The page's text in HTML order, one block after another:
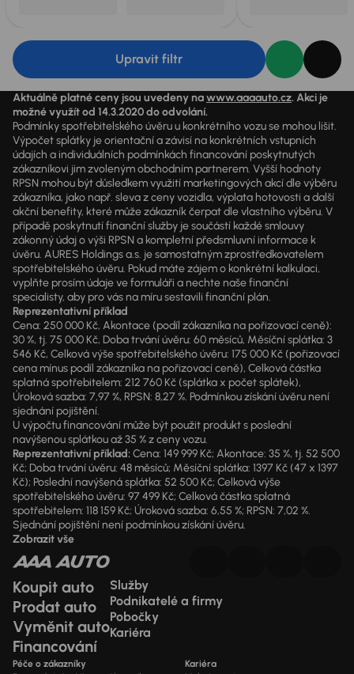
Upravit filtr
Aktuálně platné ceny jsou uvedeny nawww.aaaauto.cz. Akci je
možné využít od 14.3.2020 do odvolání.
Podmínky spotřebitelského úvěru u konkrétního vozu se mohou lišit.
Výpočet splátky je orientační a závisí na konkrétních vstupních
údajích a individuálních podmínkách financování poskytnutých
zákazníkovi jim zvoleným obchodním partnerem. Vyšší hodnoty
RPSN mohou být důsledkem využití marketingových akcí dle výběru
zákazníka, jako např. sleva z ceny vozidla, výplata hotovosti a další
akční benefity, které může zákazník čerpat dle vlastního výběru. V
případě poskytnutí finanční služby je součástí každé smlouvy
zákonný údaj o výši RPSN a kompletní předsmluvní informace k
úvěru. AURES Holdings a.s. je samostatným zprostředkovatelem
spotřebitelského úvěru. Pokud máte zájem o konkrétní kalkulaci,
vyplňte prosím údaje ve formuláři a nechte naše finanční
specialisty, aby pro vás na míru sestavili finanční plán.
Reprezentativní příklad
Cena: 250 000 Kč, Akontace (podíl zákazníka na pořizovací ceně):
30 %, tj. 75 000 Kč, Doba trvání úvěru: 60 měsíců, Měsíční splátka: 3
546 Kč, Celková výše spotřebitelského úvěru: 175 000 Kč (pořizovací
cena mínus podíl zákazníka na pořizovací ceně), Celková částka
splatná spotřebitelem: 212 760 Kč (splátka x počet splátek),
Úroková sazba: 7,97 %, RPSN: 8,27 %. Podmínkou získání úvěru není
sjednání pojištění.
U výpočtu financování může být použit produkt s poslední
navýšenou splátkou až 35 % z ceny vozu.
Reprezentativní příklad:Cena: 149 999 Kč; Akontace: 35 %, tj. 52 500
Kč; Doba trvání úvěru: 48 měsíců; Měsíční splátka: 1397 Kč (47 x 1397
Kč); Poslední navýšená splátka: 52 500 Kč; Celková výše
spotřebitelského úvěru: 97 499 Kč; Celková částka splatná
spotřebitelem: 118 159 Kč; Úroková sazba: 6,55 %; RPSN: 7,02 %.
Sjednání pojištění není podmínkou získání úvěru.
Zobrazit vše
Koupit auto
Prodat auto
Vyměnit auto
Financování
Služby
Podnikatelé a firmy
Pobočky
Kariéra
Péče o zákazníky Kariéra